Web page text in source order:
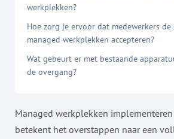
werkplekken?
Hoe zorg je ervoor dat medewerkers
managed werkplekken accepteren?
Wat gebeurt er met bestaande
de overgang?
Managed werkplekken
betekent het overstappen naar een